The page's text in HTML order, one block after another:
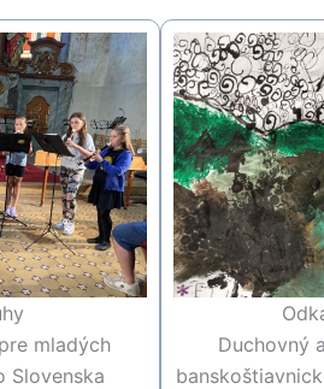
mladých
Slovenska
Duchovný